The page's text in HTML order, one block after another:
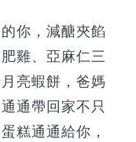
你，減醣夾餡
雞、亞麻仁三
亮蝦餅，爸媽
通帶回家不只
糕通通給你，